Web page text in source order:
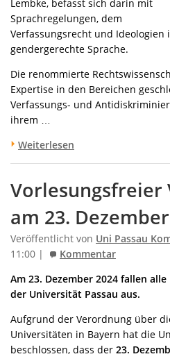
Lembke, befasst sich darin mit
Sprachregelungen, dem
Verfassungsrecht und Ideologien
gendergerechte Sprache.
Die renommierte
Expertise in den Bereichen
Verfassungs- und
ihrem …
Weiterlesen
Vorlesungsfreier
am 23.
Veröffentlicht von Uni Passau
11:00 |
Kommentar
Am 23. Dezember 2024 fallen
der Universität Passau aus.
Aufgrund der Verordnung über
Universitäten in Bayern hat die
beschlossen, dass der 23.